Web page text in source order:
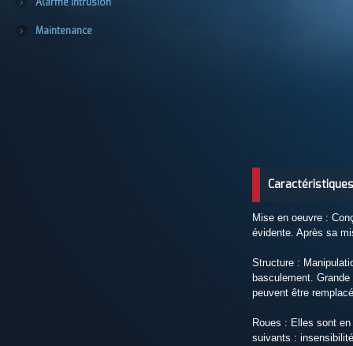
Maintenance
Mise en oeuvre :
évidente. Après sa
Structure :
basculement.
peuvent être
Roues : Elles sont
suivants :